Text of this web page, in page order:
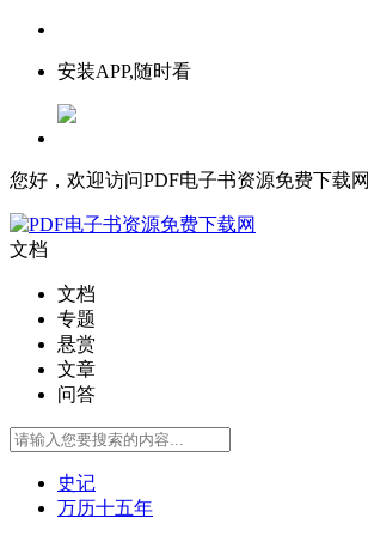
安装APP,随时看
您好，欢迎访问PDF电子书资源免费下载网
文档
文档
专题
悬赏
文章
问答
史记
万历十五年